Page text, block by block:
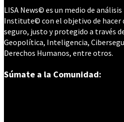
LISA News© es un medio de
Institute© con el objetivo de hacer
seguro, justo y protegido a través
Geopolítica, Inteligencia,
Derechos Humanos, entre otros.
Súmate a la Comunidad: